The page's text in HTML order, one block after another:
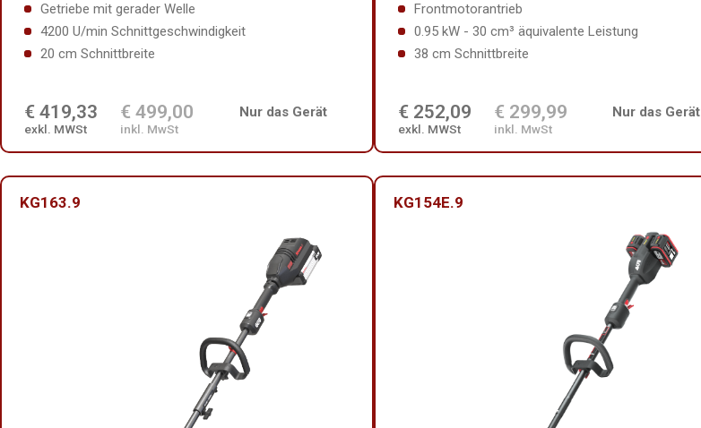
Getriebe mit gerader Welle
4200 U/min Schnittgeschwindigkeit
20 cm Schnittbreite
€ 419,33
exkl. MWSt
€ 499,00
inkl. MwSt
Nur das Gerät
Frontmotorantrieb
0.95 kW - 30 cm³ äquivalente Leistung
38 cm Schnittbreite
€ 252,09
exkl. MWSt
€ 299,99
inkl. MwSt
Nur das Gerät
KG163.9 KG154E.9